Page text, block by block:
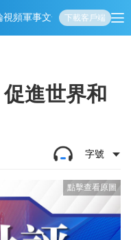
視頻軍事文化 娛樂生活教育體
下載客戶端
進世界和
字號